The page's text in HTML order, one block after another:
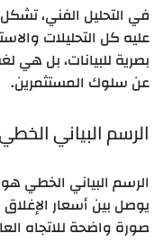
في التحليل الفني،
عليه كل التحليلات
بصرية للبيانات، بل
عن سلوك المستثمرين.
الرسم البياني
الرسم البياني الخطي
يوصل بين أسعار
صورة واضحة للاتجاه